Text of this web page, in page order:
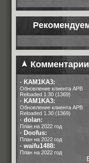
Комментарии
· KAM1KA3:
Обновление клиента APB
Reloaded 1.30 (1369)
· KAM1KA3:
Обновление клиента APB
Reloaded 1.30 (1369)
· dolan:
План на 2022 год
· Doofus:
План на 2022 год
· waifu1488:
План на 2022 год